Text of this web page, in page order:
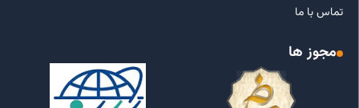
تماس با ما
مجوز ها